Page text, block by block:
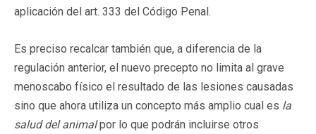
aplicación del art. 333 del Código Penal.
Es preciso recalcar también que, a diferencia de la
regulación anterior, el nuevo precepto no limita al grave
menoscabo físico el resultado de las lesiones causadas
sino que ahora utiliza un concepto más amplio cual es la
salud del animalpor lo que podrán incluirse otros